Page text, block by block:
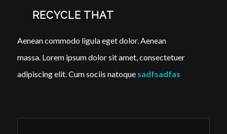
RECYCLE THAT
Aenean commodo ligula eget dolor. Aenean
massa. Lorem ipsum dolor sit amet, consectetuer
adipiscing elit. Cum sociis natoque sadfsadfas